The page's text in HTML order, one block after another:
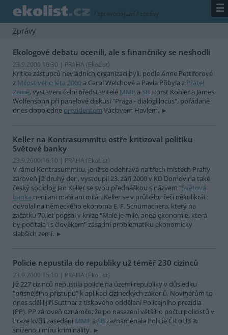
/ zpravodajství / zprávy ☰
Zprávy
Ekologové debatu ocenili, ale s finančníky se neshodli
23.9.2000 16:30 | PRAHA (EkoList)
Kritice zástupců nevládních organizací byli, podle Anne Pettiforové
z Milostivého léta 2000 a Carol Welchové a Pavla Přibyla z Přátel
Země, vystaveni čelní představitelé MMF a SB Horst Köhler a James
Wolfensohn při panelové diskusi "Praga - dialogi locus", pořádané
dnes dopoledne prezidentem Václavem Havlem.
Keller na Kontrasummitu ostře kritizoval politiku
Světové banky
23.9.2000 16:10 | PRAHA (EkoList)
V rámci Kontrasummitu, jenž se odehrává na třech místech Prahy
zároveň již druhý den, vystoupil 23. září 2000 v KD Domovina také
český sociolog Jan Keller se svou přednáškou s názvem "Světová
banka není ani malá ani milá". Keller se v průběhu řeči několikrát
odvolal na německého ekonoma E. F. Schumachera, který na
začátku 70.let popsal v knize "Malé je milé, aneb ekonomie, která
by počítala i s člověkem" zásadní problematiku ekonomicky
slabších zemí.
Policie nepustila do republiky už téměř 230 cizinců
23.9.2000 15:10 | PRAHA (EkoList)
Již 227 cizinců nepustila policie na území republiky v důsledku
"přísnějšího přístupu" k aplikaci cizineckých zákonů. Novinářům to
dnes sdělil Jiří Suttner z tiskového oddělení Policejního prezídia
(PP). PP zároveň oznámilo, že po nasazení většího počtu policistů v
Praze kvůli zasedání MMF a SBzaznamenala Policie ČR o 33 %
sníženou míru kriminality.